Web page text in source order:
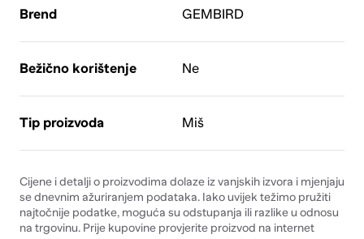
Brend GEMBIRD
Bežično korištenje Ne
Tip proizvoda Miš
Cijene i detalji o proizvodima dolaze iz vanjskih izvora i mjenjaju
se dnevnim ažuriranjem podataka. Iako uvijek težimo pružiti
najtočnije podatke, moguća su odstupanja ili razlike u odnosu
na trgovinu. Prije kupovine provjerite proizvod na internet